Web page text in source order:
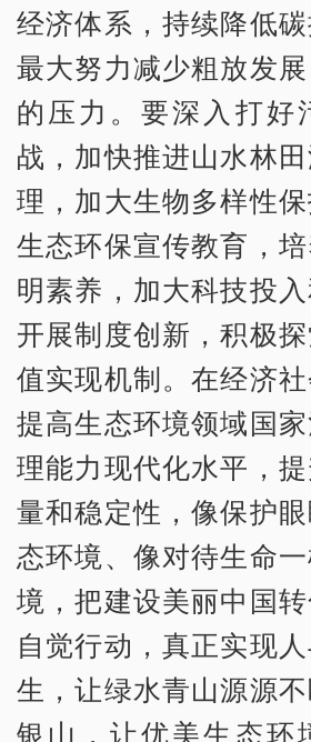
经济体系，持续降低
最大努力减少粗放发
的压力。要深入打好
战，加快推进山水林
理，加大生物多样性
生态环保宣传教育，
明素养，加大科技投入
开展制度创新，积极
值实现机制。在经济
提高生态环境领域国
理能力现代化水平，
量和稳定性，像保护
态环境、像对待生命
境，把建设美丽中国
自觉行动，真正实现
生，让绿水青山源源
银山，让优美生态环